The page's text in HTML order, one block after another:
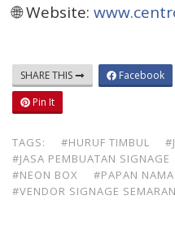
🌐 Website:
SHARE THIS Facebook
Pin It
TAGS: #HURUF TIMBUL
#JASA PEMBUATAN SIGNAGE
#NEON BOX
#PAPAN
#VENDOR SIGNAGE